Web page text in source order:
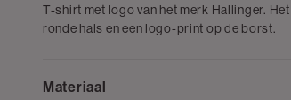
T-shirt met logo van het merk Hallinger.
ronde hals en een logo-print op de borst.
Materiaal